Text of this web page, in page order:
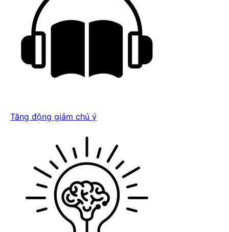
Tăng động giảm chú ý